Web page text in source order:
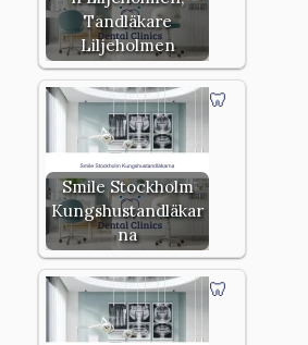
Tandläkare
Liljeholmen
Smile Stockholm
Kungshustandläkar
na